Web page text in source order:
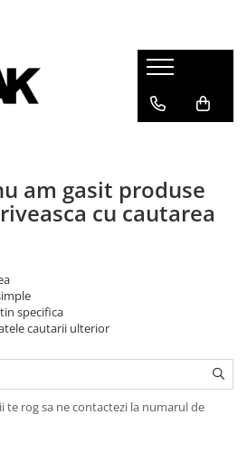
am gasit produse
cu cautarea
specifica
cautarii ulterior
rog sa ne contactezi la numarul de